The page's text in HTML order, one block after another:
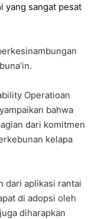
yang sangat pesat
Operatioan
bahwa
dari komitmen
kelapa
dari aplikasi rantai
di adopsi oleh
diharapkan